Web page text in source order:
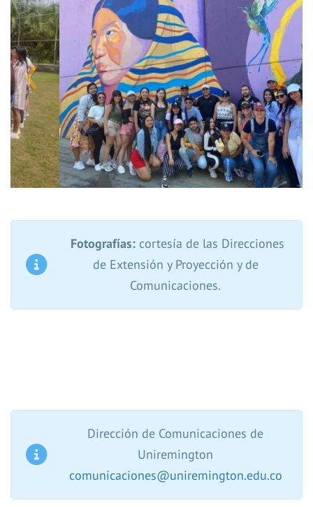
Fotografías: cortesía de las Direcciones
de Extensión y Proyección y de
Comunicaciones.
Dirección de Comunicaciones de
Uniremington
comunicaciones@uniremington.edu.co